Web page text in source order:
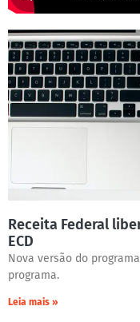
Receita Federal
ECD
Nova versão do
programa.
Leia mais »